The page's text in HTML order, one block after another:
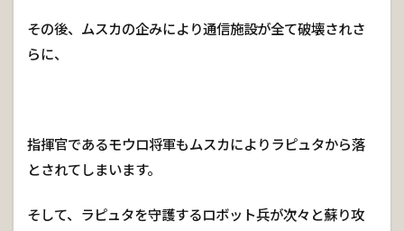
その後、ムスカの企みにより通信施設が全て破壊されさ
らに、
指揮官であるモウロ将軍もムスカによりラピュタから落
とされてしまいます。
そして、ラピュタを守護するロボット兵が次々と蘇り攻